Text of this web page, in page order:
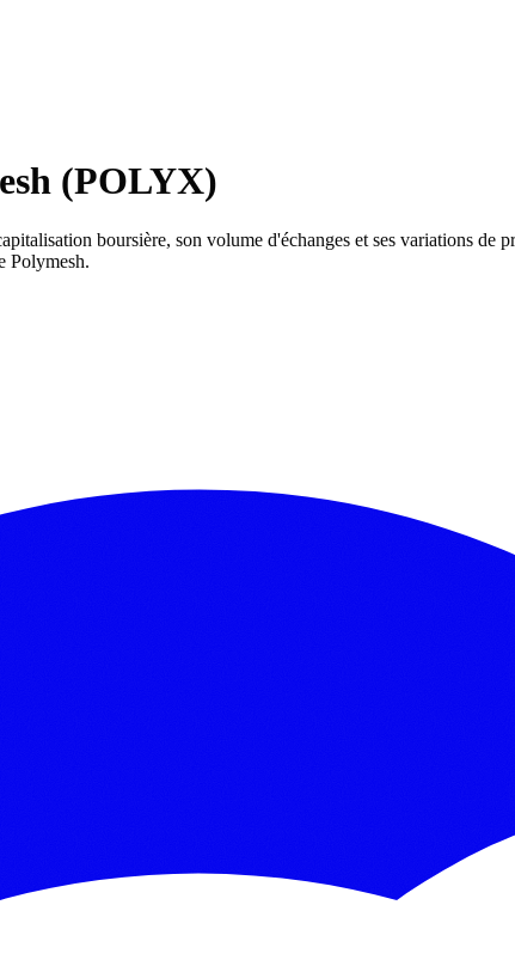
(POLYX)
boursière, son volume d'échanges et ses variations de
Polymesh.